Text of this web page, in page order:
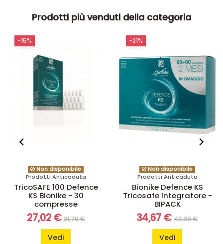
Prodotti più venduti della categoria
Non disponibile
Prodotti Anticaduta
TricoSAFE 100 Defence
KS Bionike - 30
compresse
27,02 € 31,79 €
Vedi
-15%
Non disponibile
Prodotti Anticaduta
Bionike Defence KS
Tricosafe Integratore -
BIPACK
34,67 € 43,89 €
Vedi
-21%